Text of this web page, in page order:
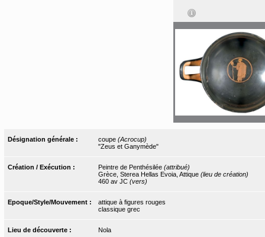
Désignation générale : coupe (Acrocup)
"Zeus et Ganymède"
Création / Exécution : Peintre de Penthésilée (attribué)
Grèce, Sterea Hellas Evoia, Attique (lieu de création)
460 av JC (vers)
Epoque/Style/Mouvement :
attique à figures rouges
classique grec
Lieu de découverte : Nola